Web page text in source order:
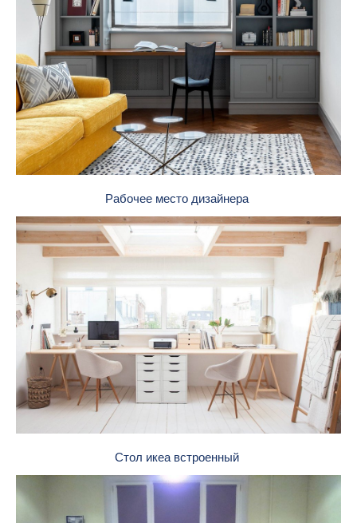
Рабочее место дизайнера
Стол икеа встроенный